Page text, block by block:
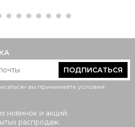
ПОДПИСАТЬСЯ
вы принимаете условия
новинок и акций.
распродаж.